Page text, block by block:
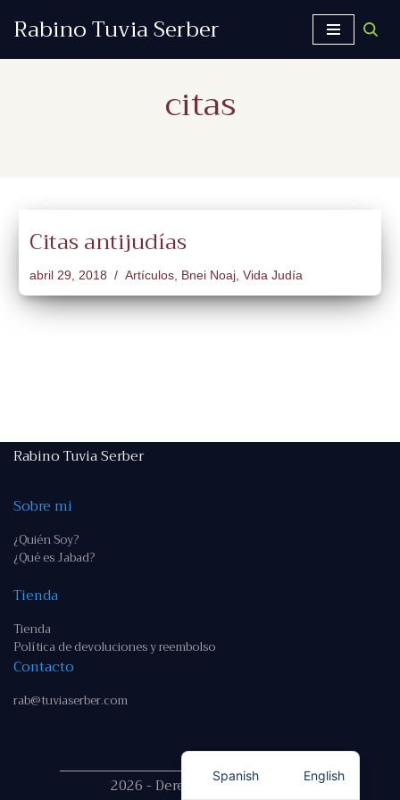
Rabino Tuvia Serber
citas
Citas antijudías
abril 29, 2018 Artículos, Bnei Noaj, Vida Judía
Rabino Tuvia Serber
Sobre mi
¿Quién Soy?
¿Qué es Jabad?
Tienda
Tienda
Política de devoluciones y reembolso
Contacto
rab@tuviaserber.com
2026 - Derechos reservados
Spanish English